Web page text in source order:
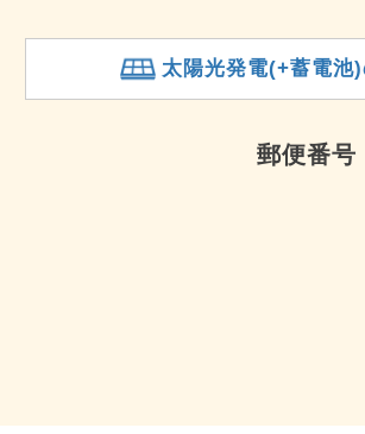
太陽光発電(+蓄電池
郵便番号